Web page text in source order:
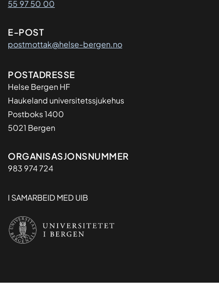
55 97 50 00
E-POST
postmottak@helse-bergen.no
Adresse
POSTADRESSE
Helse Bergen HF
Haukeland universitetssjukehus
Postboks 1400
5021 Bergen
Organisasjon
ORGANISASJONSNUMMER
983 974 724
I SAMARBEID MED UIB